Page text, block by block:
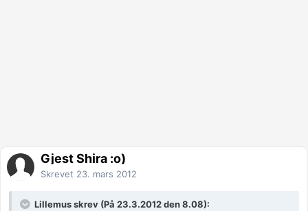
Gjest Shira :o)
Skrevet 23. mars 2012
Lillemus skrev (På 23.3.2012 den 8.08):